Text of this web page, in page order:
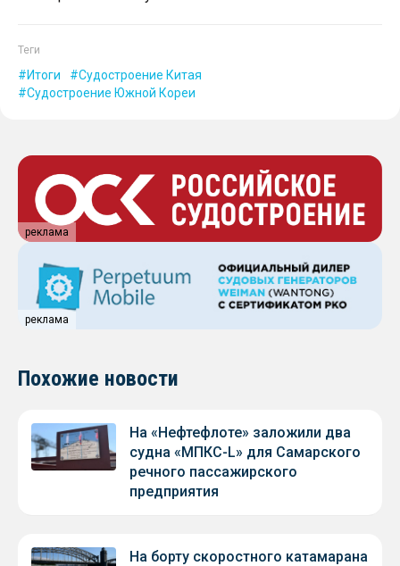
Теги
Итоги
Судостроение Китая
Судостроение Южной Кореи
реклама
реклама
Похожие новости
На «Нефтефлоте» заложили два
судна «МПКС-L» для Самарского
речного пассажирского
предприятия
На борту скоростного катамарана